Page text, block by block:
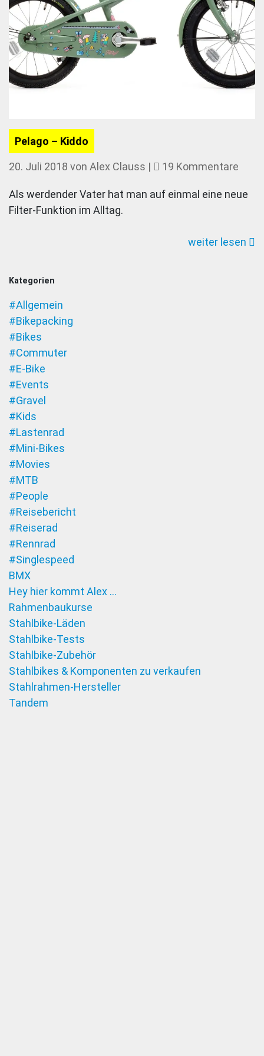
Kategorien
#Allgemein
#Bikepacking
#Bikes
#Commuter
#E-Bike
#Events
#Gravel
#Kids
#Lastenrad
#Mini-Bikes
#Movies
#MTB
#People
#Reisebericht
#Reiserad
#Rennrad
#Singlespeed
BMX
Hey hier kommt Alex …
Rahmenbaukurse
Stahlbike-Läden
Stahlbike-Tests
Stahlbike-Zubehör
Stahlbikes & Komponenten zu verkaufen
Stahlrahmen-Hersteller
Tandem
Pelago – Kiddo
20. Juli 2018 von Alex Clauss | 19 Kommentare
–
Als werdender Vater hat man auf einmal eine neue
Filter-Funktion im Alltag.
weiter lesen